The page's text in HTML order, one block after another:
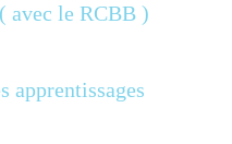
avec le RCBB )
apprentissages